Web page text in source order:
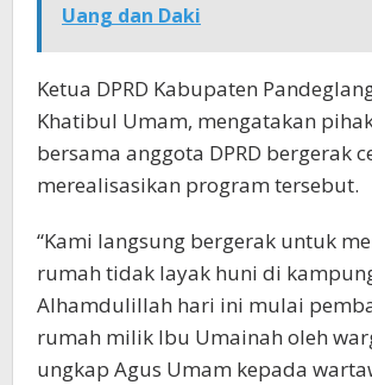
Uang dan Daki
Ketua DPRD Kabupaten
Khatibul Umam, mengatakan
bersama anggota DPRD bergerak
merealisasikan program tersebut.
“Kami langsung bergerak untuk
rumah tidak layak huni di
Alhamdulillah hari ini mulai
rumah milik Ibu Umainah oleh
ungkap Agus Umam kepada